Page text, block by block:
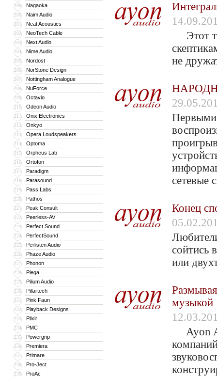
199 Nagaoka
200 Naim Audio
201 Neat Acoustics
202 NeoTech Cable
203 Next Audio
204 Nime Audio
205 Nordost
206 NorStone Design
207 Nottingham Analogue
208 NuForce
209 Octavio
210 Odeon Audio
211 Onix Electronics
212 Onkyo
213 Opera Loudspeakers
214 Optoma
215 Orpheus Lab
216 Ortofon
217 Paradigm
218 Parasound
219 Pass Labs
220 Pathos
221 Peak Consult
222 Peerless-AV
223 Perfect Sound
224 PerfectSound
225 Perlisten Audio
226 Phaze Audio
227 Phonon
228 Piega
229 Pilium Audio
230 Pillartech
231 Pink Faun
232 Playback Designs
233 Plixir
234 PMC
235 Powergrip
236 Premiera
237 Primare
238 Pro-Ject
239 ProAc
Этот
не
Первыми
сетевые
Конец
сойтись
или
музыкой
Ayon